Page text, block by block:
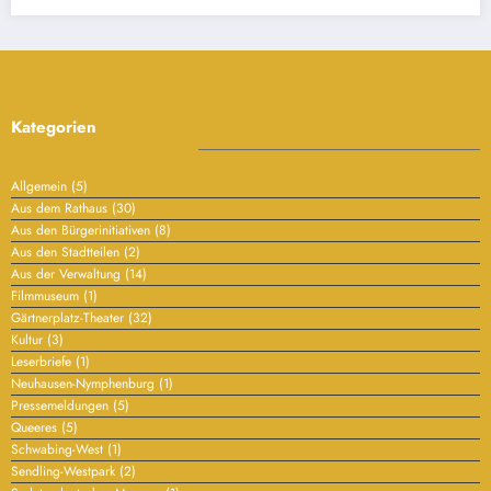
Kultur(3)
Queeres(5)
Sendling-Westpark
Sudetendeutsches Museum(1)
Werbung